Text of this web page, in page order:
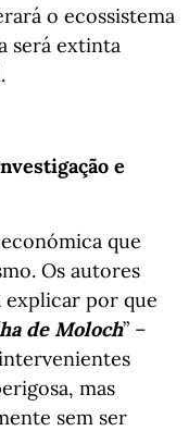
o ecossistema
será extinta
e
que
Os autores
explicar por que
de Moloch” –
mas
sem ser